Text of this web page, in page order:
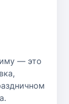
— это